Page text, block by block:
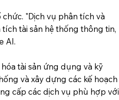
"Dịch vụ phân tích và
tài sản hệ thống thông tin,
AI.
tài sản ứng dụng và kỹ
và xây dựng các kế hoạch
cấp các dịch vụ phù hợp với